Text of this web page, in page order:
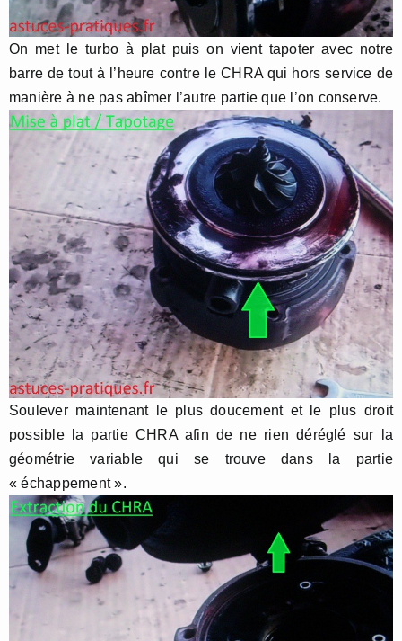
On met le turbo à plat puis on vient tapoter avec notre
barre de tout à l’heure contre le CHRA qui hors service de
manière à ne pas abîmer l’autre partie que l’on conserve.
Soulever maintenant le plus doucement et le plus droit
possible la partie CHRA afin de ne rien déréglé sur la
géométrie variable qui se trouve dans la partie
« échappement ».